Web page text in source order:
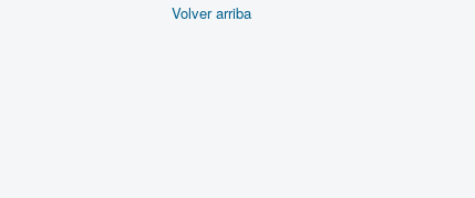
Volver arriba